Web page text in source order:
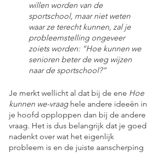
willen worden van de
sportschool, maar niet weten
waar ze terecht kunnen, zal je
probleemstelling ongeveer
zoiets worden: “Hoe kunnen we
senioren beter de weg wijzen
naar de sportschool?”
Je merkt wellicht al dat bij de ene Hoe
kunnen we-vraag hele andere ideeën in
je hoofd opploppen dan bij de andere
vraag. Het is dus belangrijk dat je goed
nadenkt over wat het eigenlijk
probleem is en de juiste aanscherping